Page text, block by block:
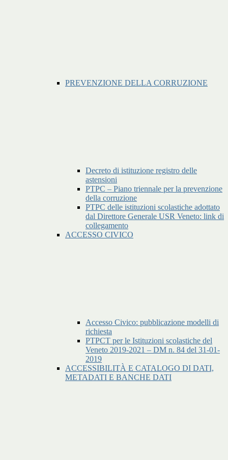
PREVENZIONE DELLA CORRUZIONE
Decreto di istituzione registro delle
astensioni
PTPC – Piano triennale per la prevenzione
della corruzione
PTPC delle istituzioni scolastiche adottato
dal Direttore Generale USR Veneto: link di
collegamento
ACCESSO CIVICO
Accesso Civico: pubblicazione modelli di
richiesta
PTPCT per le Istituzioni scolastiche del
Veneto 2019-2021 – DM n. 84 del 31-01-
2019
ACCESSIBILITÀ E CATALOGO DI DATI,
METADATI E BANCHE DATI